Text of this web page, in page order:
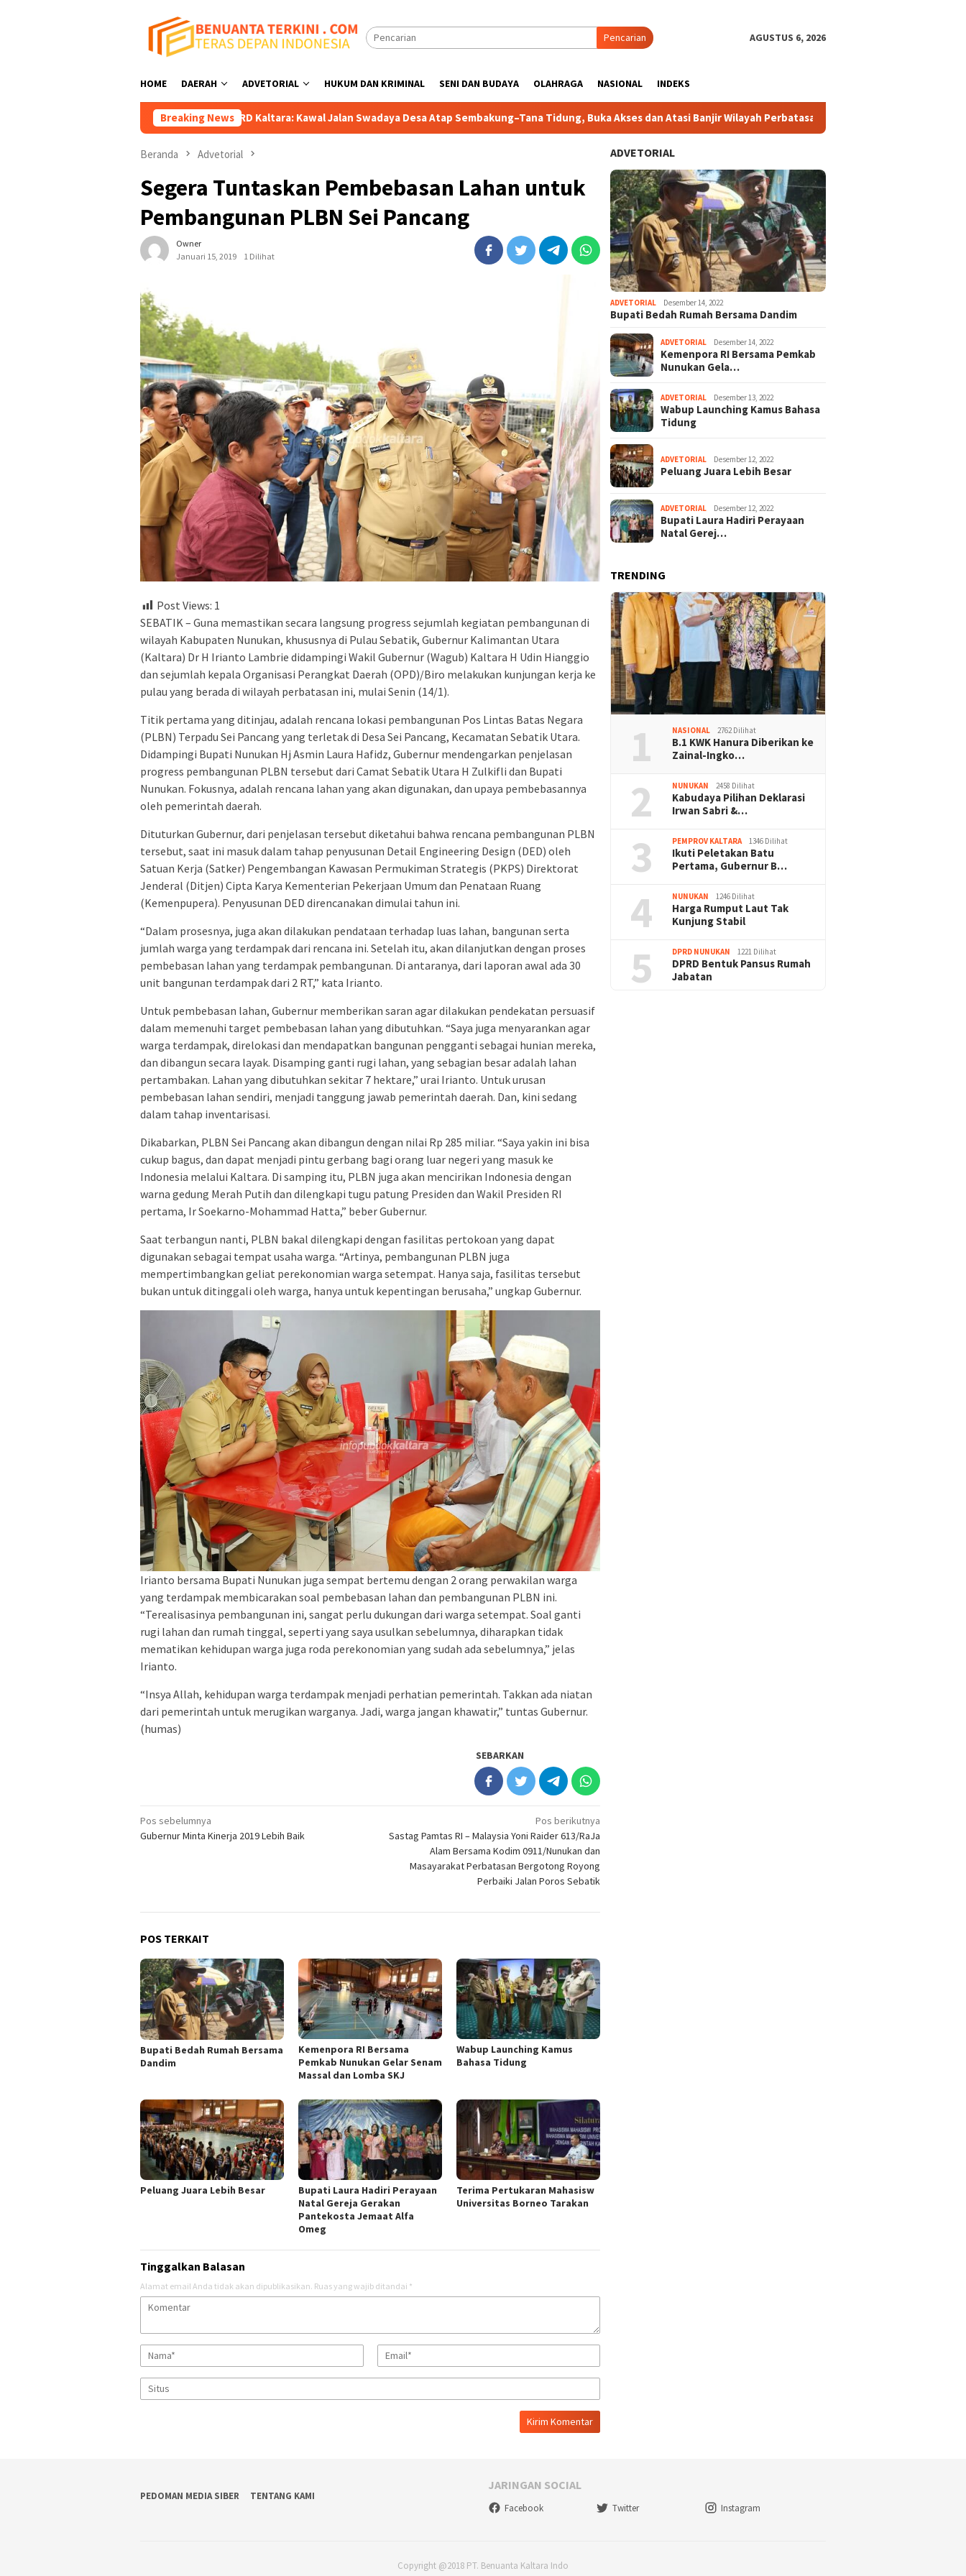
Pencarian AGUSTUS 6, 2026
HOME DAERAH ADVETORIAL HUKUM DAN KRIMINAL SENI DAN BUDAYA OLAHRAGA NASIONAL INDEKS
Breaking News
RDP DPRD Kaltara: Kawal Jalan Swadaya Desa Atap Sembakung–Tana Tidung, Buka Akses dan Atasi Banjir Wilayah Perbatasan Sosialisasi Raperda Koperasi dan Usaha
Beranda Advetorial
Segera Tuntaskan Pembebasan Lahan untuk
Pembangunan PLBN Sei Pancang
Owner
Januari 15, 2019
1 Dilihat
Post Views: 1
SEBATIK – Guna memastikan secara langsung progress sejumlah kegiatan pembangunan di
wilayah Kabupaten Nunukan, khususnya di Pulau Sebatik, Gubernur Kalimantan Utara
(Kaltara) Dr H Irianto Lambrie didampingi Wakil Gubernur (Wagub) Kaltara H Udin Hianggio
dan sejumlah kepala Organisasi Perangkat Daerah (OPD)/Biro melakukan kunjungan kerja ke
pulau yang berada di wilayah perbatasan ini, mulai Senin (14/1).
Titik pertama yang ditinjau, adalah rencana lokasi pembangunan Pos Lintas Batas Negara
(PLBN) Terpadu Sei Pancang yang terletak di Desa Sei Pancang, Kecamatan Sebatik Utara.
Didampingi Bupati Nunukan Hj Asmin Laura Hafidz, Gubernur mendengarkan penjelasan
progress pembangunan PLBN tersebut dari Camat Sebatik Utara H Zulkifli dan Bupati
Nunukan. Fokusnya, adalah rencana lahan yang akan digunakan, dan upaya pembebasannya
oleh pemerintah daerah.
Dituturkan Gubernur, dari penjelasan tersebut diketahui bahwa rencana pembangunan PLBN
tersebut, saat ini masuk dalam tahap penyusunan Detail Engineering Design (DED) oleh
Satuan Kerja (Satker) Pengembangan Kawasan Permukiman Strategis (PKPS) Direktorat
Jenderal (Ditjen) Cipta Karya Kementerian Pekerjaan Umum dan Penataan Ruang
(Kemenpupera). Penyusunan DED direncanakan dimulai tahun ini.
“Dalam prosesnya, juga akan dilakukan pendataan terhadap luas lahan, bangunan serta
jumlah warga yang terdampak dari rencana ini. Setelah itu, akan dilanjutkan dengan proses
pembebasan lahan yang terdampak pembangunan. Di antaranya, dari laporan awal ada 30
unit bangunan terdampak dari 2 RT,” kata Irianto.
Untuk pembebasan lahan, Gubernur memberikan saran agar dilakukan pendekatan persuasif
dalam memenuhi target pembebasan lahan yang dibutuhkan. “Saya juga menyarankan agar
warga terdampak, direlokasi dan mendapatkan bangunan pengganti sebagai hunian mereka,
dan dibangun secara layak. Disamping ganti rugi lahan, yang sebagian besar adalah lahan
pertambakan. Lahan yang dibutuhkan sekitar 7 hektare,” urai Irianto. Untuk urusan
pembebasan lahan sendiri, menjadi tanggung jawab pemerintah daerah. Dan, kini sedang
dalam tahap inventarisasi.
Dikabarkan, PLBN Sei Pancang akan dibangun dengan nilai Rp 285 miliar. “Saya yakin ini bisa
cukup bagus, dan dapat menjadi pintu gerbang bagi orang luar negeri yang masuk ke
Indonesia melalui Kaltara. Di samping itu, PLBN juga akan mencirikan Indonesia dengan
warna gedung Merah Putih dan dilengkapi tugu patung Presiden dan Wakil Presiden RI
pertama, Ir Soekarno-Mohammad Hatta,” beber Gubernur.
Saat terbangun nanti, PLBN bakal dilengkapi dengan fasilitas pertokoan yang dapat
digunakan sebagai tempat usaha warga. “Artinya, pembangunan PLBN juga
mempertimbangkan geliat perekonomian warga setempat. Hanya saja, fasilitas tersebut
bukan untuk ditinggali oleh warga, hanya untuk kepentingan berusaha,” ungkap Gubernur.
Irianto bersama Bupati Nunukan juga sempat bertemu dengan 2 orang perwakilan warga
yang terdampak membicarakan soal pembebasan lahan dan pembangunan PLBN ini.
“Terealisasinya pembangunan ini, sangat perlu dukungan dari warga setempat. Soal ganti
rugi lahan dan rumah tinggal, seperti yang saya usulkan sebelumnya, diharapkan tidak
mematikan kehidupan warga juga roda perekonomian yang sudah ada sebelumnya,” jelas
Irianto.
“Insya Allah, kehidupan warga terdampak menjadi perhatian pemerintah. Takkan ada niatan
dari pemerintah untuk merugikan warganya. Jadi, warga jangan khawatir,” tuntas Gubernur.
(humas)
SEBARKAN
Navigasi
pos
Pos sebelumnya
Gubernur Minta Kinerja 2019 Lebih Baik
Pos berikutnya
Sastag Pamtas RI – Malaysia Yoni Raider 613/RaJa
Alam Bersama Kodim 0911/Nunukan dan
Masayarakat Perbatasan Bergotong Royong
Perbaiki Jalan Poros Sebatik
POS TERKAIT
Bupati Bedah Rumah Bersama
Dandim
Kemenpora RI Bersama
Pemkab Nunukan Gelar Senam
Massal dan Lomba SKJ
Wabup Launching Kamus
Bahasa Tidung
Peluang Juara Lebih Besar
Bupati Laura Hadiri Perayaan
Natal Gereja Gerakan
Pantekosta Jemaat Alfa
Omeg
Terima Pertukaran Mahasisw
Universitas Borneo Tarakan
Tinggalkan Balasan
Alamat email Anda tidak akan dipublikasikan. Ruas yang wajib ditandai *
ADVETORIAL
ADVETORIAL Desember 14, 2022
Bupati Bedah Rumah Bersama Dandim
ADVETORIAL Desember 14, 2022
Kemenpora RI Bersama Pemkab
Nunukan Gela…
ADVETORIAL Desember 13, 2022
Wabup Launching Kamus Bahasa
Tidung
ADVETORIAL Desember 12, 2022
Peluang Juara Lebih Besar
ADVETORIAL Desember 12, 2022
Bupati Laura Hadiri Perayaan
Natal Gerej…
TRENDING
1 NASIONAL 2762 Dilihat
B.1 KWK Hanura Diberikan ke
Zainal-Ingko…
2 NUNUKAN 2458 Dilihat
Kabudaya Pilihan Deklarasi
Irwan Sabri &…
3 PEMPROV KALTARA 1346 Dilihat
Ikuti Peletakan Batu
Pertama, Gubernur B…
4 NUNUKAN 1246 Dilihat
Harga Rumput Laut Tak
Kunjung Stabil
5 DPRD NUNUKAN 1221 Dilihat
DPRD Bentuk Pansus Rumah
Jabatan
PEDOMAN MEDIA SIBER TENTANG KAMI
JARINGAN SOCIAL
Facebook Twitter Instagram
Copyright @2018 PT. Benuanta Kaltara Indo